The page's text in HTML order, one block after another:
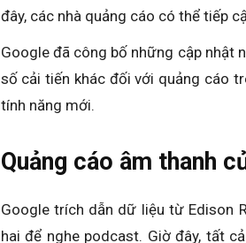
đây, các nhà quảng cáo có thể tiếp
Google đã công bố những cập nhật
số cải tiến khác đối với quảng cáo
tính năng mới.
Quảng cáo âm thanh
Google trích dẫn dữ liệu từ Edison
hai để nghe podcast. Giờ đây, tất